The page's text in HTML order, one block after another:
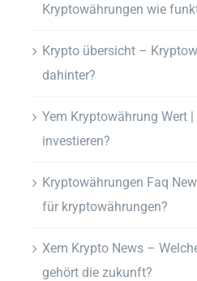
Kryptowährungen wie
Krypto übersicht –
dahinter?
Yem Kryptowährung Wert
investieren?
Kryptowährungen Faq
für kryptowährungen?
Xem Krypto News –
gehört die zukunft?